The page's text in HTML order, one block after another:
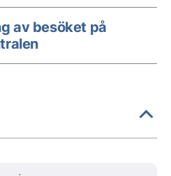
av besöket på